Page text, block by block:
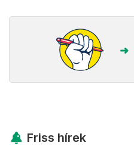
Friss hírek